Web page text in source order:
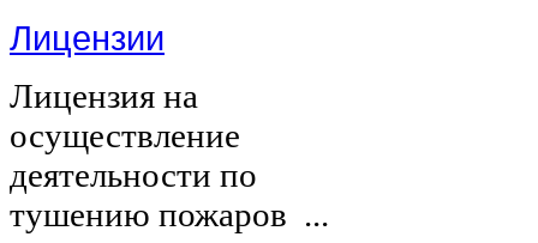
Лицензии
Лицензия на
осуществление
деятельности по
тушению пожаров ...